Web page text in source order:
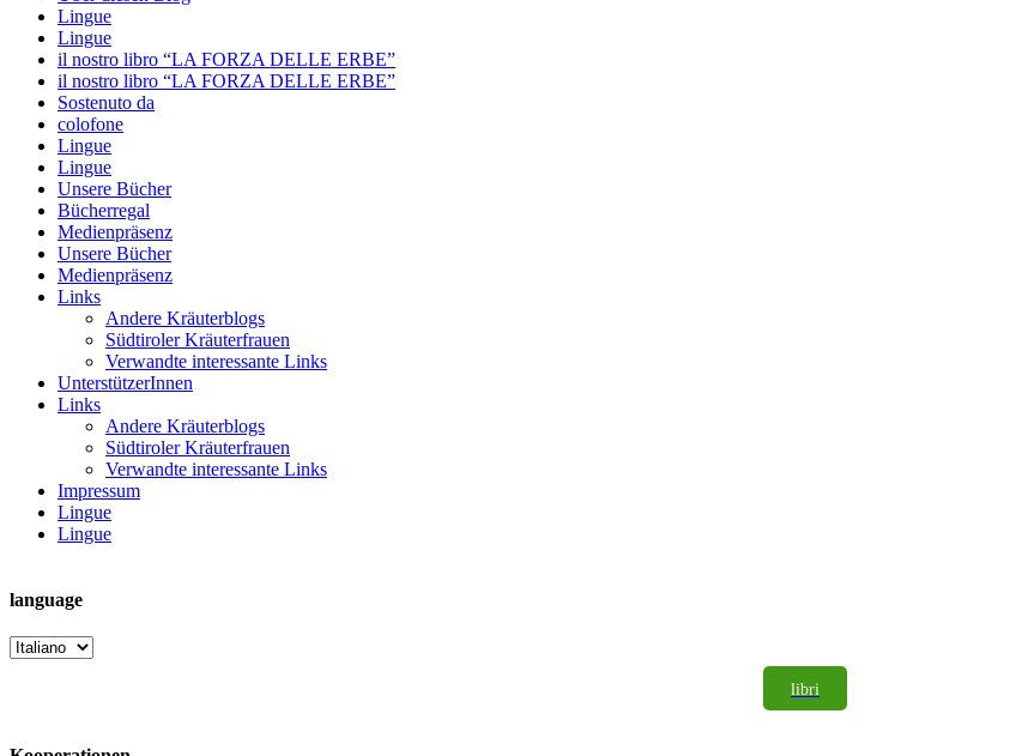
Lingue
Lingue
il nostro libro “LA FORZA DELLE ERBE”
il nostro libro “LA FORZA DELLE ERBE”
Sostenuto da
colofone
Lingue
Lingue
Unsere Bücher
Bücherregal
Medienpräsenz
Unsere Bücher
Medienpräsenz
Links
Andere Kräuterblogs
Südtiroler Kräuterfrauen
Verwandte interessante Links
UnterstützerInnen
Links
Andere Kräuterblogs
Südtiroler Kräuterfrauen
Verwandte interessante Links
Impressum
Lingue
Lingue
language
language
libri